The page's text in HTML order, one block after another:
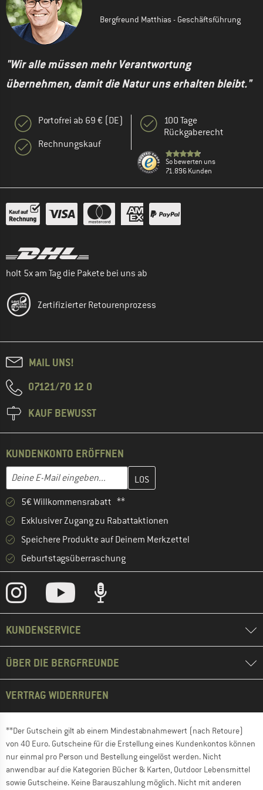
Bergfreund Matthias - Geschäftsführung
"Wir alle müssen mehr Verantwortung
übernehmen, damit die Natur uns erhalten bleibt."
Portofrei ab 69 € (DE)
Rechnungskauf
100 Tage
Rückgaberecht
So bewerten uns
71.896 Kunden
holt 5x am Tag die Pakete bei uns ab
Zertifizierter Retourenprozess
MAIL UNS!
07121/70 12 0
KAUF BEWUSST
KUNDENKONTO ERÖFFNEN
E-Mail-Adresse
Gib hier deine E-Mail-Adresse ein und erstelle im nächsten
5€ Willkommensrabatt **
Exklusiver Zugang zu Rabattaktionen
Speichere Produkte auf Deinem Merkzettel
Geburtstagsüberraschung
KUNDENSERVICE
ÜBER DIE BERGFREUNDE
VERTRAG WIDERRUFEN
**Der Gutschein gilt ab einem Mindestabnahmewert (nach Retoure)
von 40 Euro. Gutscheine für die Erstellung eines Kundenkontos können
nur einmal pro Person und Bestellung eingelöst werden. Nicht
anwendbar auf die Kategorien Bücher & Karten, Outdoor Lebensmittel
sowie Gutscheine. Keine Barauszahlung möglich. Nicht mit anderen